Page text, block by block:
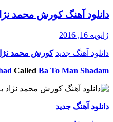
دانلود آهنگ کورش محمد
ژانویه 16, 2016
دانلود آهنگ جدید کورش محمد
Called Ba To Man Shadam
دانلود آهنگ جدید